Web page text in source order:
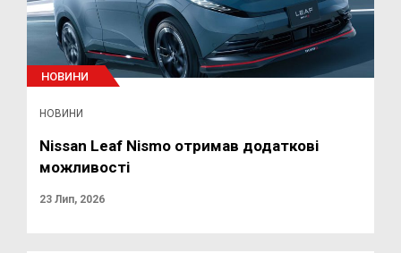
НОВИНИ
НОВИНИ
Nissan Leaf Nismo отримав додаткові
можливості
23 Лип, 2026